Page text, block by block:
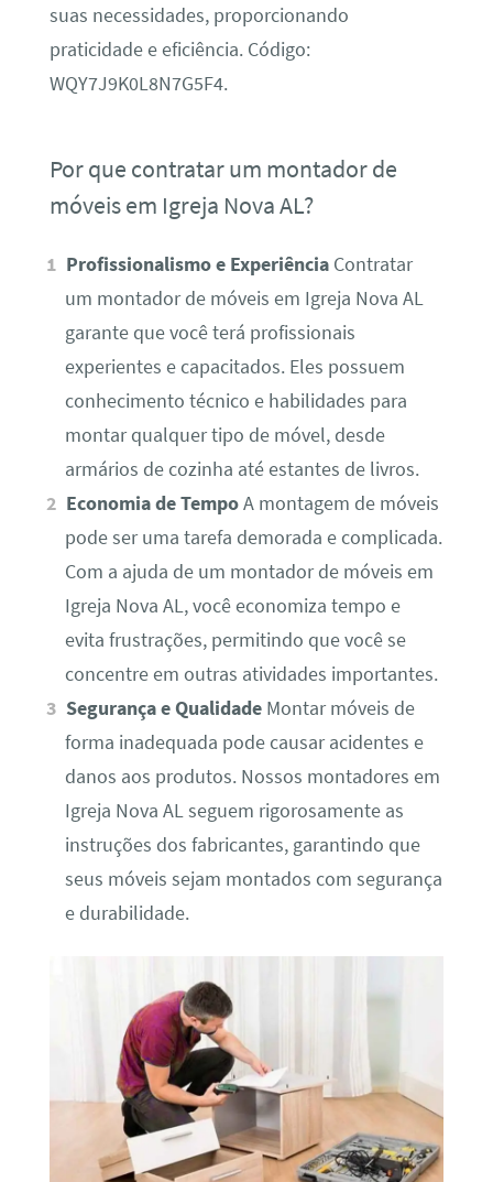
suas necessidades, proporcionando
praticidade e eficiência. Código:
WQY7J9K0L8N7G5F4.
Por que contratar um montador de
móveis em Igreja Nova AL?
Profissionalismo e Experiência Contratar
um montador de móveis em Igreja Nova AL
garante que você terá profissionais
experientes e capacitados. Eles possuem
conhecimento técnico e habilidades para
montar qualquer tipo de móvel, desde
armários de cozinha até estantes de livros.
Economia de TempoA montagem de móveis
pode ser uma tarefa demorada e complicada.
Com a ajuda de um montador de móveis em
Igreja Nova AL, você economiza tempo e
evita frustrações, permitindo que você se
concentre em outras atividades importantes.
Segurança e Qualidade Montar móveis de
forma inadequada pode causar acidentes e
danos aos produtos. Nossos montadores em
Igreja Nova AL seguem rigorosamente as
instruções dos fabricantes, garantindo que
seus móveis sejam montados com segurança
e durabilidade.